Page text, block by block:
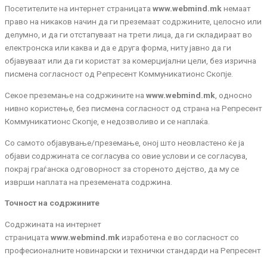
Посетителите на интернет страницата www.webmind.mkнемаат
право на никаков начин да ги преземаат содржините, целосно или
делумно, и да ги отстапуваат на трети лица, да ги складираат во
електронска или каква и да е друга форма, ниту јавно да ги
објавуваат или да ги користат за комерцијални цели, без изрична
писмена согласност од Репресент Коммуникатионс Скопје.
Секое преземање на содржините на www.webmind.mk , односно
нивно користење, без писмена согласност од страна на Репресент
Коммуникатионс Скопје , е недозволиво и се наплаќа.
Со самото објавување/преземање, оној што неовластено ќе ја
објави содржината се согласува со овие услови и се согласува,
покрај граѓанска одговорност за стореното дејство, да му се
изврши наплата на преземената содржина.
Точност на содржините
Содржината на интернет
страницата www.webmind.mk изработена е во согласност со
професионалните новинарски и технички стандарди на Репресент